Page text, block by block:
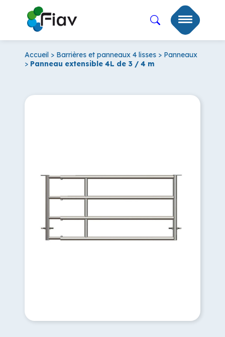
Accueil > Barrières et panneaux 4 lisses > Panneaux
> Panneau extensible 4L de 3 / 4 m